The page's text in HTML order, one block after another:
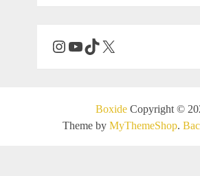
BoxideCopyright ©
Theme byMyThemeShop.